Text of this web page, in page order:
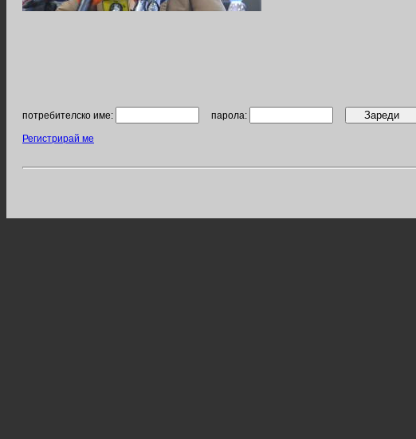
потребителско име: парола:
Регистрирай ме